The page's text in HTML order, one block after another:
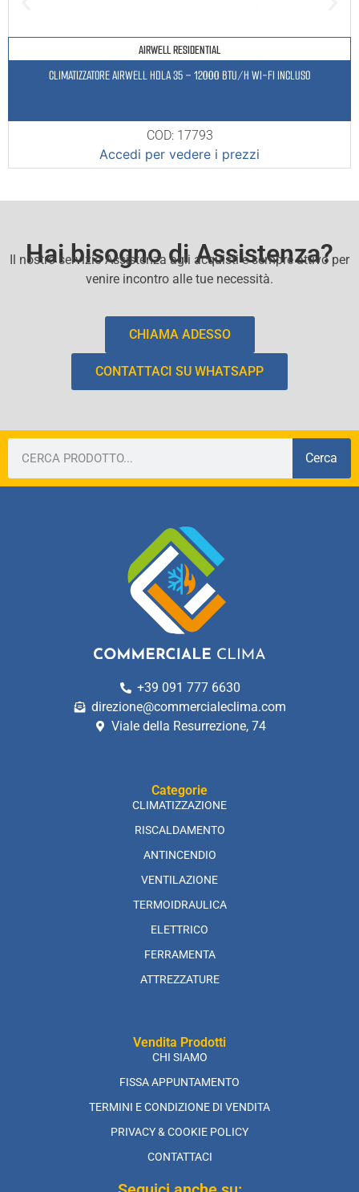
AIRWELL RESIDENTIAL
CLIMATIZZATORE AIRWELL HDLA 35 – 12000 BTU/H WI-FI INCLUSO
COD: 17793
Accedi per vedere i prezzi
Hai bisogno di Assistenza?
Il nostro servizio Assistenza agli acquisti e sempre attivo per
venire incontro alle tue necessità.
CHIAMA ADESSO
CONTATTACI SU WHATSAPP
Cerca
+39 091 777 6630
direzione@commercialeclima.com
Viale della Resurrezione, 74
Categorie
CLIMATIZZAZIONE
RISCALDAMENTO
ANTINCENDIO
VENTILAZIONE
TERMOIDRAULICA
ELETTRICO
FERRAMENTA
ATTREZZATURE
Vendita Prodotti
CHI SIAMO
FISSA APPUNTAMENTO
TERMINI E CONDIZIONE DI VENDITA
PRIVACY & COOKIE POLICY
CONTATTACI